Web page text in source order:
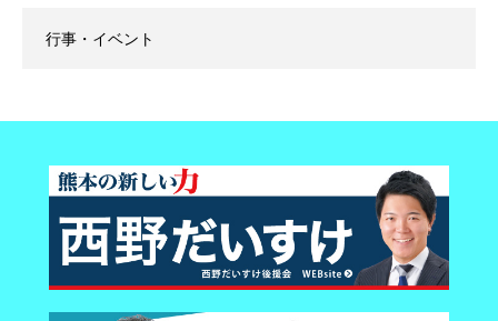
行事・イベント